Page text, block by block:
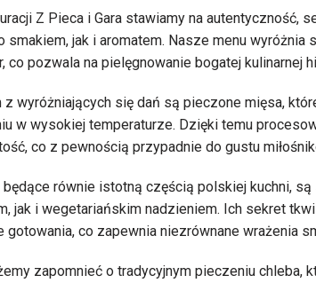
Z Pieca i Gara stawiamy na
smakiem, jak i aromatem. Nasze menu
co pozwala na pielęgnowanie bogatej kulinarnej
z wyróżniających się dań są pieczone mięsa,
w wysokiej temperaturze. Dzięki temu
co z pewnością przypadnie do gustu
będące równie istotną częścią polskiej kuchni,
jak i wegetariańskim nadzieniem. Ich sekret
gotowania, co zapewnia niezrównane wrażenia
zapomnieć o tradycyjnym pieczeniu chleba,